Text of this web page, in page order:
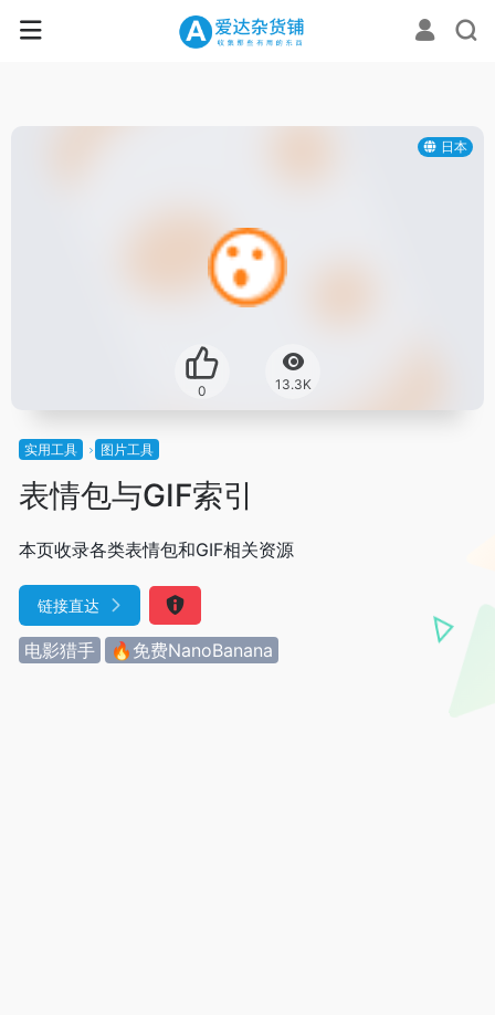
日本
0 13.3K
实用工具 图片工具
表情包与GIF索引
本页收录各类表情包和GIF相关资源
链接直达
电影猎手 🔥免费NanoBanana